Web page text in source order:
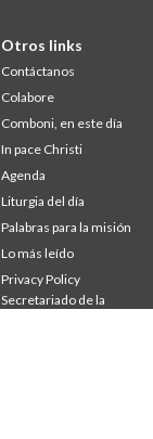
Otros links
Contáctanos
Colabore
Comboni, en este día
In pace Christi
Agenda
Liturgia del día
Palabras para la misión
Lo más leído
Privacy Policy
Secretariado de la